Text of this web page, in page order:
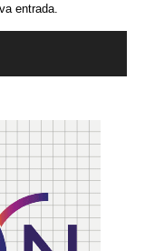
entrada.